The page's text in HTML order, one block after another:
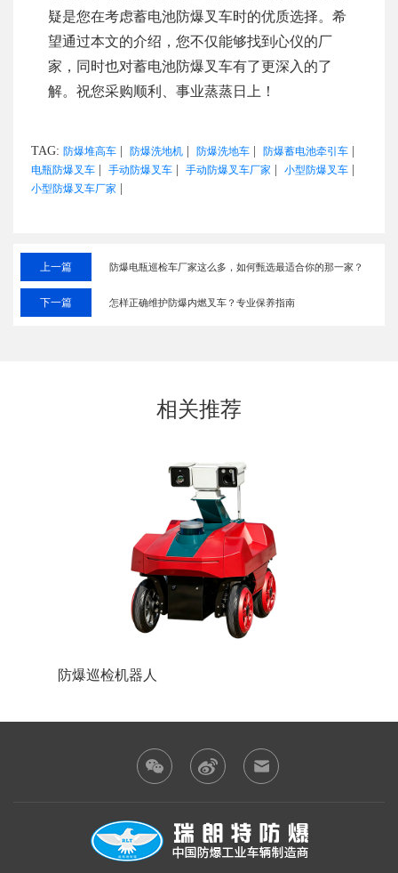
疑是您在考虑蓄电池防爆叉车时的优质选择。希
望通过本文的介绍，您不仅能够找到心仪的厂
家，同时也对蓄电池防爆叉车有了更深入的了
解。祝您采购顺利、事业蒸蒸日上！
TAG: 防爆堆高车 防爆洗地机 防爆洗地车 防爆蓄电池牵引车
电瓶防爆叉车 手动防爆叉车 手动防爆叉车厂家 小型防爆叉车
小型防爆叉车厂家
上一篇 防爆电瓶巡检车厂家这么多，如何甄选最适合你的那一家？
下一篇 怎样正确维护防爆内燃叉车？专业保养指南
相关推荐
防爆巡检机器人